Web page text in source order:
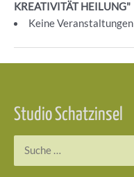
KREATIVITÄT HEILUNG"
Keine
Studio Schatzinsel